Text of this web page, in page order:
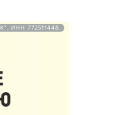
ИНН 772511448.